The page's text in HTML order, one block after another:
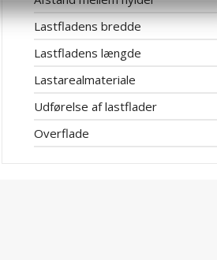
Lastfladens bredde
Lastfladens længde
Lastarealmateriale
Udførelse af lastflader
Overflade